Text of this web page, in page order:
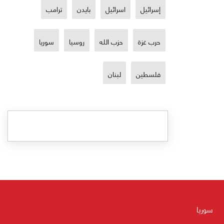
إسرائيل اسرائيل بايدن ترامب
حرب غزة حزب الله روسيا سوريا
فلسطين لبنان
سوريا